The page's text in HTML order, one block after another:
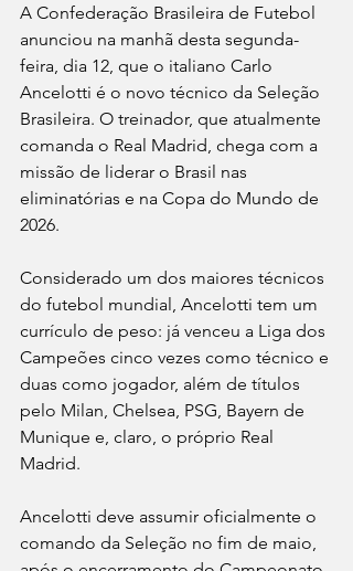
A Confederação Brasileira de Futebol
anunciou na manhã desta segunda-
feira, dia 12, que o italiano Carlo
Ancelotti é o novo técnico da Seleção
Brasileira. O treinador, que atualmente
comanda o Real Madrid, chega com a
missão de liderar o Brasil nas
eliminatórias e na Copa do Mundo de
2026.
Considerado um dos maiores técnicos
do futebol mundial, Ancelotti tem um
currículo de peso: já venceu a Liga dos
Campeões cinco vezes como técnico e
duas como jogador, além de títulos
pelo Milan, Chelsea, PSG, Bayern de
Munique e, claro, o próprio Real
Madrid.
Ancelotti deve assumir oficialmente o
comando da Seleção no fim de maio,